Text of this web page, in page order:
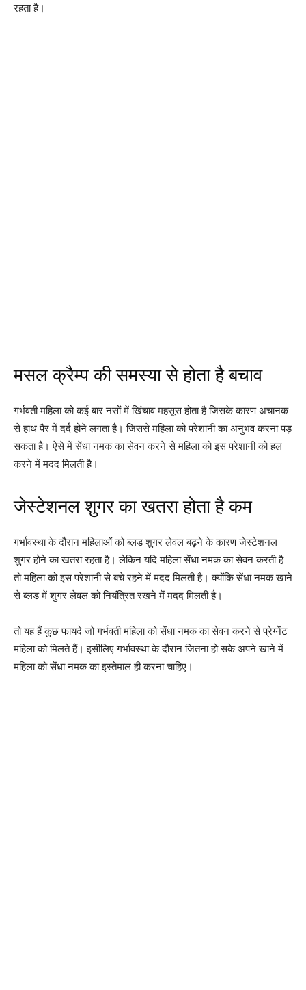
रहता है।
मसल क्रैम्प की समस्या से होता है बचाव
गर्भवती महिला को कई बार नसों में खिंचाव महसूस होता है जिसके कारण अचानक
से हाथ पैर में दर्द होने लगता है। जिससे महिला को परेशानी का अनुभव करना पड़
सकता है। ऐसे में सेंधा नमक का सेवन करने से महिला को इस परेशानी को हल
करने में मदद मिलती है।
जेस्टेशनल शुगर का खतरा होता है कम
गर्भावस्था के दौरान महिलाओं को ब्लड शुगर लेवल बढ़ने के कारण जेस्टेशनल
शुगर होने का खतरा रहता है। लेकिन यदि महिला सेंधा नमक का सेवन करती है
तो महिला को इस परेशानी से बचे रहने में मदद मिलती है। क्योंकि सेंधा नमक खाने
से ब्लड में शुगर लेवल को नियंत्रित रखने में मदद मिलती है।
तो यह हैं कुछ फायदे जो गर्भवती महिला को सेंधा नमक का सेवन करने से प्रेग्नेंट
महिला को मिलते हैं। इसीलिए गर्भावस्था के दौरान जितना हो सके अपने खाने में
महिला को सेंधा नमक का इस्तेमाल ही करना चाहिए।